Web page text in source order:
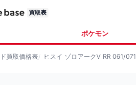
買取表
ポケモン
買取価格表 ヒスイ ゾロアークV RR 061/071